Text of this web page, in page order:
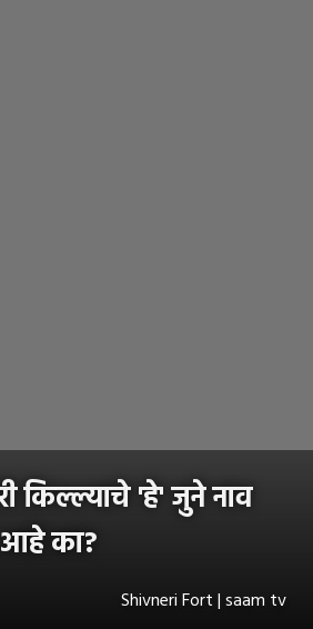
किल्ल्याचे 'हे' जुने नाव
आहे का?
Shivneri Fort | saam tv